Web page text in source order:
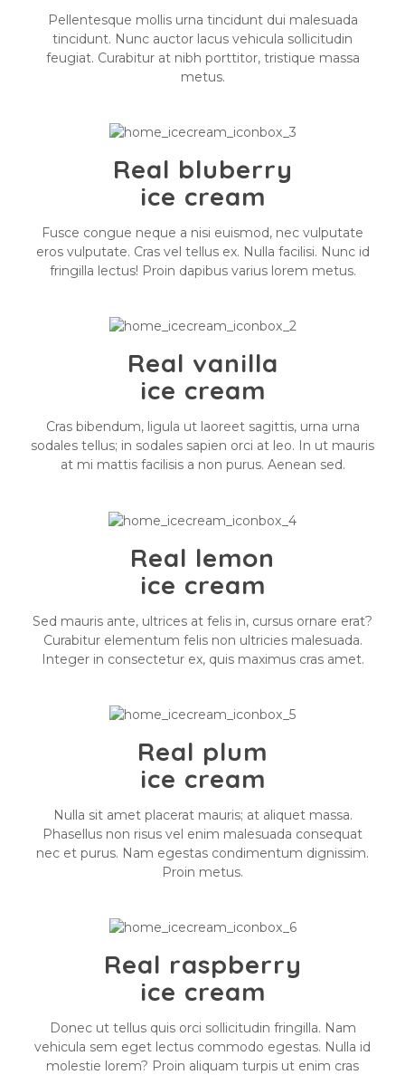
Pellentesque mollis urna tincidunt dui malesuada
tincidunt. Nunc auctor lacus vehicula sollicitudin
feugiat. Curabitur at nibh porttitor, tristique massa
metus.
Real bluberry
ice cream
Fusce congue neque a nisi euismod, nec vulputate
eros vulputate. Cras vel tellus ex. Nulla facilisi. Nunc id
fringilla lectus! Proin dapibus varius lorem metus.
Real vanilla
ice cream
Cras bibendum, ligula ut laoreet sagittis, urna urna
sodales tellus; in sodales sapien orci at leo. In ut mauris
at mi mattis facilisis a non purus. Aenean sed.
Real lemon
ice cream
Sed mauris ante, ultrices at felis in, cursus ornare erat?
Curabitur elementum felis non ultricies malesuada.
Integer in consectetur ex, quis maximus cras amet.
Real plum
ice cream
Nulla sit amet placerat mauris; at aliquet massa.
Phasellus non risus vel enim malesuada consequat
nec et purus. Nam egestas condimentum dignissim.
Proin metus.
Real raspberry
ice cream
Donec ut tellus quis orci sollicitudin fringilla. Nam
vehicula sem eget lectus commodo egestas. Nulla id
molestie lorem? Proin aliquam turpis ut enim cras